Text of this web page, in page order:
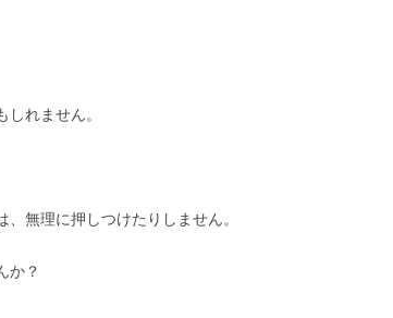
れません。
無理に押しつけたりしません。
か？